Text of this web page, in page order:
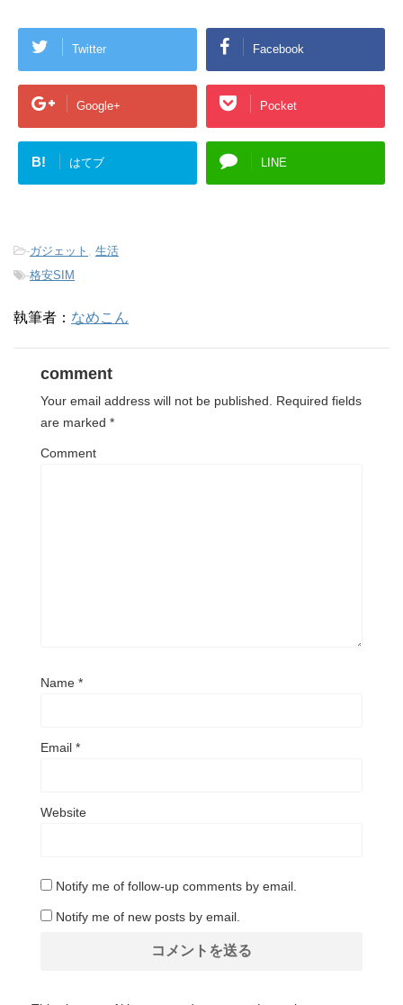
Twitter Facebook
Google+ Pocket
B! はてブ LINE
-ガジェット
生活
-格安SIM
執筆者： なめこん
comment
Your email address will not be published.
Required fields
are marked *
Comment
Name *
Email *
Website
Notify me of follow-up comments by email.
Notify me of new posts by email.